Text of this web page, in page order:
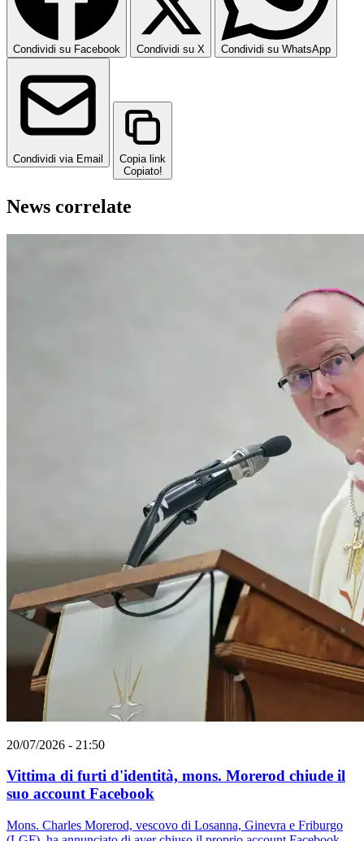
Condividi su Facebook Condividi su X Condividi su WhatsApp
Condividi via Email
Copia link
Copiato!
News correlate
20/07/2026 - 21:50
Vittima di furti d'identità, mons. Morerod chiude il
suo account Facebook
Mons. Charles Morerod, vescovo di Losanna, Ginevra e Friburgo